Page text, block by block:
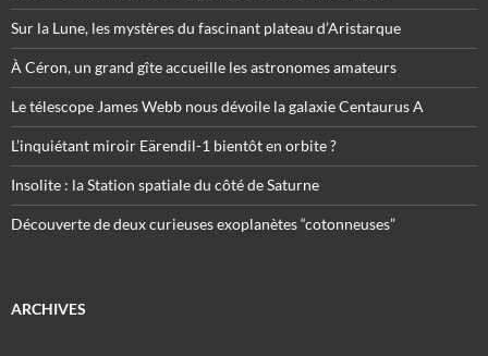
Sur la Lune, les mystères du fascinant plateau d’Aristarque
À Céron, un grand gîte accueille les astronomes amateurs
Le télescope James Webb nous dévoile la galaxie Centaurus A
L’inquiétant miroir Eärendil-1 bientôt en orbite ?
Insolite : la Station spatiale du côté de Saturne
Découverte de deux curieuses exoplanètes “cotonneuses”
ARCHIVES